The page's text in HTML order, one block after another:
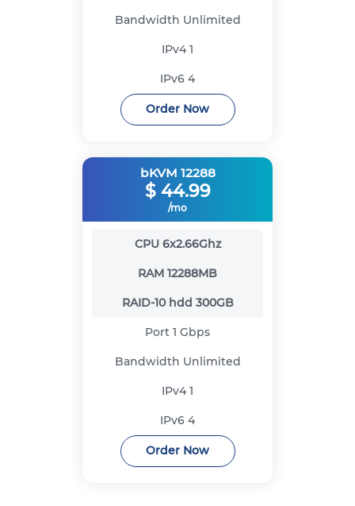
Bandwidth Unlimited
IPv41
IPv6 4
Order Now
bKVM 12288
$ 44.99
/mo
CPU 6x2.66Ghz
RAM 12288MB
RAID-10 hdd 300GB
Port 1 Gbps
Bandwidth Unlimited
IPv41
IPv6 4
Order Now